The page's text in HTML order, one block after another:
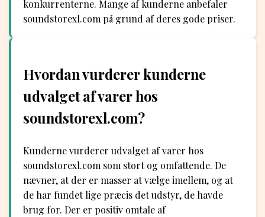
konkurrenterne. Mange af kunderne anbefaler
soundstorexl.com på grund af deres gode priser.
Hvordan vurderer kunderne
udvalget af varer hos
soundstorexl.com?
Kunderne vurderer udvalget af varer hos
soundstorexl.com som stort og omfattende. De
nævner, at der er masser at vælge imellem, og at
de har fundet lige præcis det udstyr, de havde
brug for. Der er positiv omtale af